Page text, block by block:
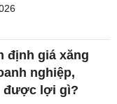
định giá xăng
nghiệp,
được lợi gì?